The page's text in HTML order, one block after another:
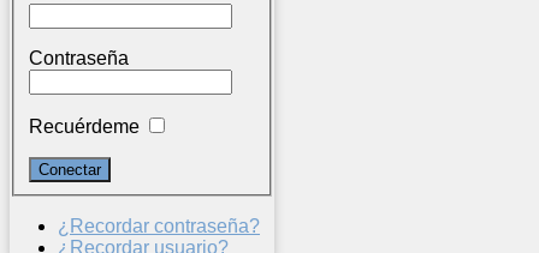
Contraseña
Recuérdeme
¿Recordar contraseña?
¿Recordar usuario?